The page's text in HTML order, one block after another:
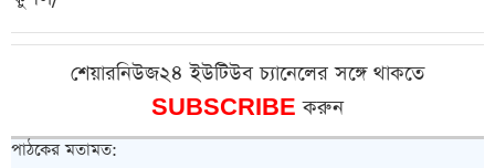
শেয়ারনিউজ২৪ ইউটিউব চ্যানেলের সঙ্গে থাকতে
SUBSCRIBEকরুন
পাঠকের মতামত: